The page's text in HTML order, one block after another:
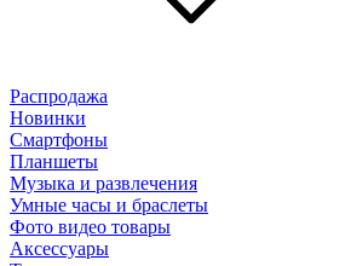
Распродажа
Новинки
Смартфоны
Планшеты
Музыка и развлечения
Умные часы и браслеты
Фото видео товары
Аксессуары